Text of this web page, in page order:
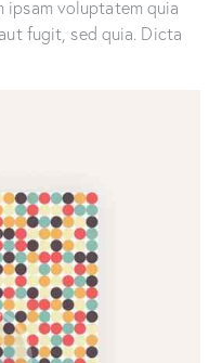
ipsam voluptatem quia
fugit, sed quia. Dicta